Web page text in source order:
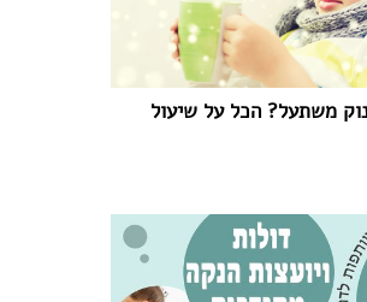
משתעל? הכל על שיעול